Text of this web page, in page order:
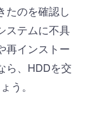
たのを確認し
ステムに不具
再インストー
ら、HDDを交
う。